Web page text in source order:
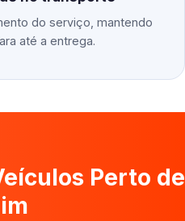
do serviço, mantendo
até a entrega.
Perto de